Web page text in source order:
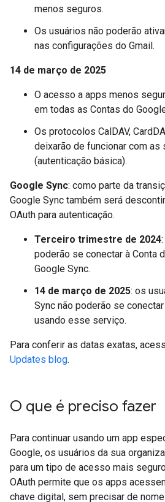
menos seguros.
Os usuários não poderão
nas configurações do Gmail.
14 de março de 2025
O acesso a apps menos
em todas as Contas do
Os protocolos CalDAV,
deixarão de funcionar com as
(autenticação básica).
Google Sync: como parte da
Google Sync também será
OAuth para autenticação.
Terceiro trimestre de 2024
poderão se conectar à Conta
Google Sync.
14 de março de 2025: os
Sync não poderão se
usando esse serviço.
Para conferir as datas exatas,
Updates blog.
O que é preciso fazer
Para continuar usando um app
Google, os usuários da sua
para um tipo de acesso mais
OAuth permite que os apps
chave digital, sem precisar de